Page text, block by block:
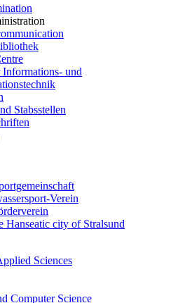
und
Stabsstellen
Verein
Hanseatic city of Stralsund
Sciences
Computer Science